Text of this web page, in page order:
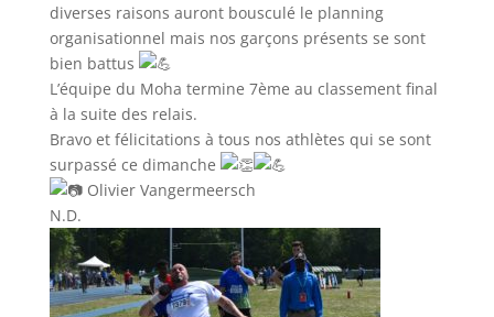
diverses raisons auront bousculé le planning
organisationnel mais nos garçons présents se sont
bien battus
L’équipe du Moha termine 7ème au classement final
à la suite des relais.
Bravo et félicitations à tous nos athlètes qui se sont
surpassé ce dimanche
Olivier Vangermeersch
N.D.